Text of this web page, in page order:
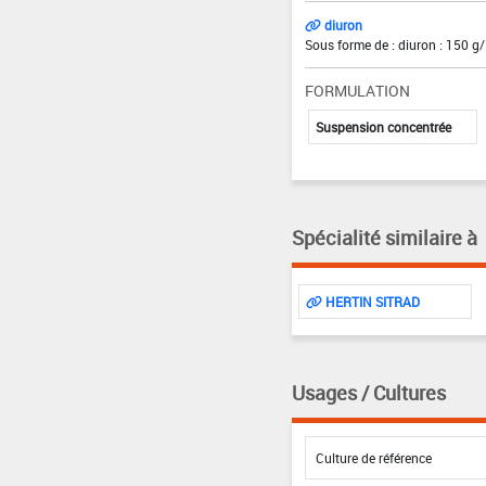
diuron
Sous forme de : diuron : 150
FORMULATION
Suspension concentrée
Spécialité similaire à
HERTIN SITRAD
Usages / Cultures